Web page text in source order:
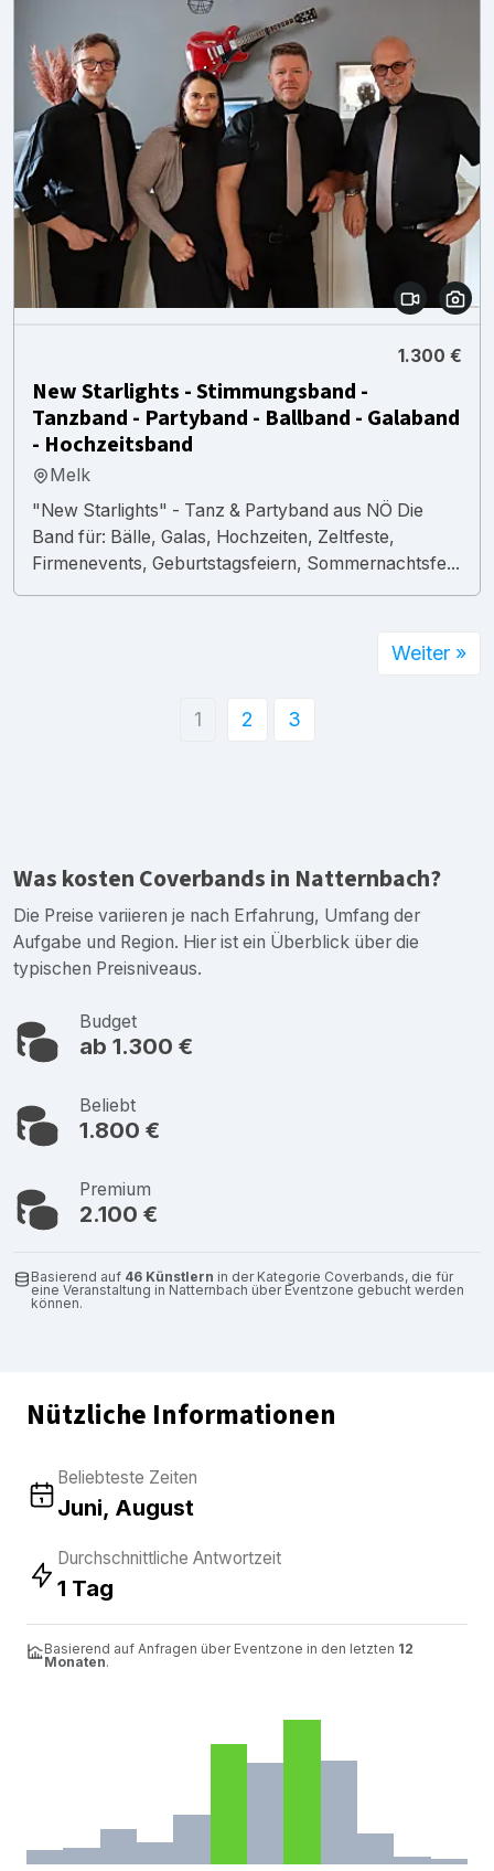
1.300 €
New Starlights - Stimmungsband -
Tanzband - Partyband - Ballband - Galaband
- Hochzeitsband
Melk
"New Starlights" - Tanz & Partyband aus NÖ Die
Band für: Bälle, Galas, Hochzeiten, Zeltfeste,
Firmenevents, Geburtstagsfeiern, Sommernachtsfe...
1 2 3
Weiter »
Was kosten Coverbands in Natternbach?
Die Preise variieren je nach Erfahrung, Umfang der
Aufgabe und Region. Hier ist ein Überblick über die
typischen Preisniveaus.
Budget
ab 1.300 €
Beliebt
1.800 €
Premium
2.100 €
Basierend auf 46 Künstlern in der Kategorie Coverbands, die für
eine Veranstaltung in Natternbach über Eventzone gebucht werden
können.
Nützliche Informationen
Beliebteste Zeiten
Juni, August
Durchschnittliche Antwortzeit
1 Tag
Basierend auf Anfragen über Eventzone in den letzten 12
Monaten.